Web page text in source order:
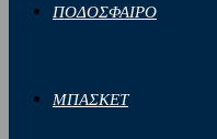
ΠΟΔΟΣΦΑΙΡΟ
ΜΠΑΣΚΕΤ